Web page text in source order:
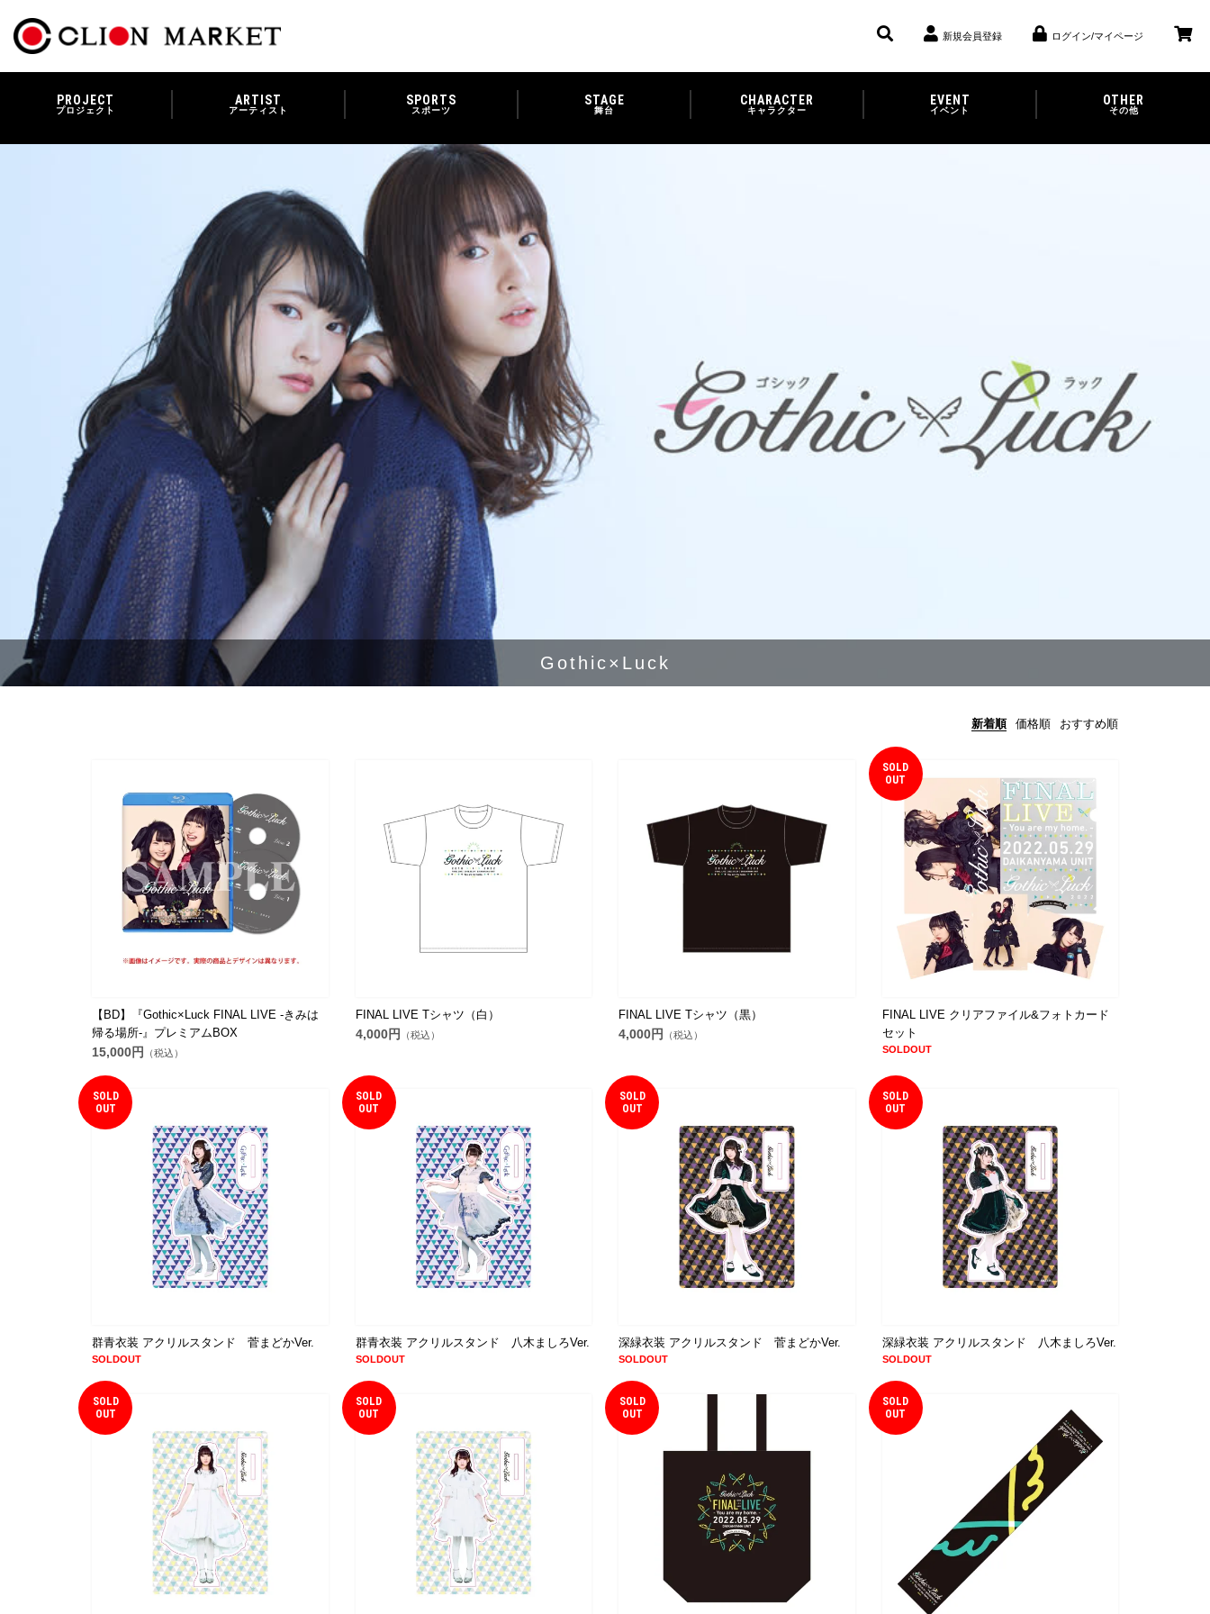
新規会員登録 ログイン/マイページ
PROJECT
プロジェクト
ARTIST
アーティスト
SPORTS
スポーツ
STAGE
舞台
CHARACTER
キャラクター
EVENT
イベント
OTHER
その他
Gothic×Luck
新着順 価格順 おすすめ順
【BD】『Gothic×Luck FINAL LIVE -きみは
帰る場所-』プレミアムBOX
15,000円 （税込）
FINAL LIVE Tシャツ（白）
4,000円 （税込）
FINAL LIVE Tシャツ（黒）
4,000円 （税込）
SOLD
OUT
FINAL LIVE クリアファイル&フォトカード
セット
SOLDOUT
SOLD
OUT
群青衣装 アクリルスタンド 菅まどかVer.
SOLDOUT
SOLD
OUT
群青衣装 アクリルスタンド 八木ましろVer.
SOLDOUT
SOLD
OUT
深緑衣装 アクリルスタンド 菅まどかVer.
SOLDOUT
SOLD
OUT
深緑衣装 アクリルスタンド 八木ましろVer.
SOLDOUT
SOLD
OUT
SOLD
OUT
SOLD
OUT
SOLD
OUT